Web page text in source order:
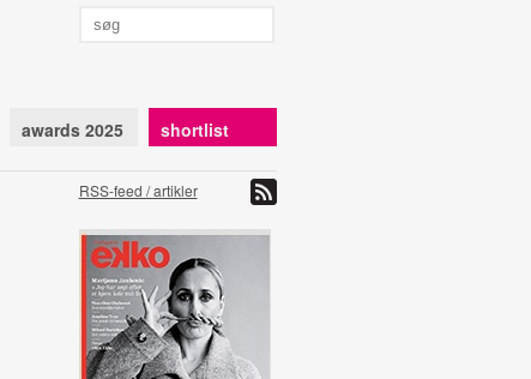
awards 2025 shortlist
RSS-feed / artikler